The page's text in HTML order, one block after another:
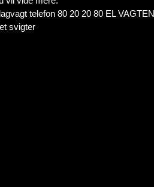
telefon 80 20 20 80 EL
svigter